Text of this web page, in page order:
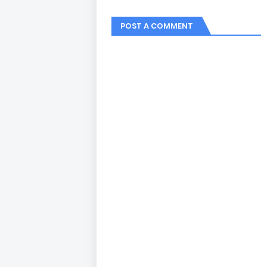
POST A COMMENT